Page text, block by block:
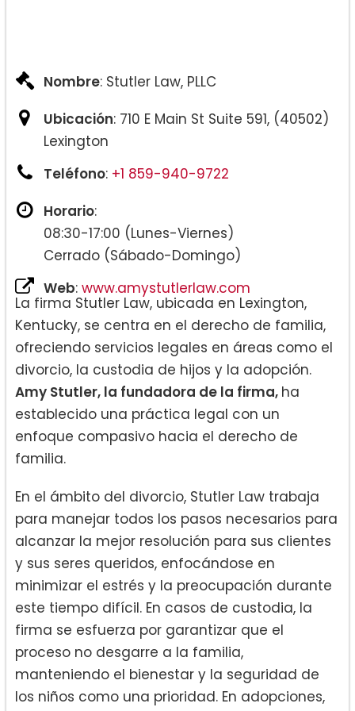
Nombre: Stutler Law, PLLC
Ubicación: 710 E Main St Suite 591, (40502)
Lexington
Teléfono: +1 859-940-9722
Horario:
08:30-17:00 (Lunes-Viernes)
Cerrado (Sábado-Domingo)
Web: www.amystutlerlaw.com
La firma Stutler Law, ubicada en Lexington,
Kentucky, se centra en el derecho de familia,
ofreciendo servicios legales en áreas como el
divorcio, la custodia de hijos y la adopción.
Amy Stutler, la fundadora de la firma, ha
establecido una práctica legal con un
enfoque compasivo hacia el derecho de
familia.
En el ámbito del divorcio, Stutler Law trabaja
para manejar todos los pasos necesarios para
alcanzar la mejor resolución para sus clientes
y sus seres queridos, enfocándose en
minimizar el estrés y la preocupación durante
este tiempo difícil. En casos de custodia, la
firma se esfuerza por garantizar que el
proceso no desgarre a la familia,
manteniendo el bienestar y la seguridad de
los niños como una prioridad. En adopciones,